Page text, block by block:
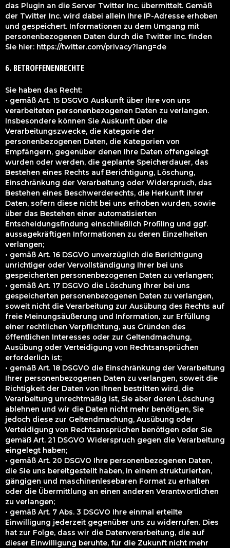
das Plugin an die Server Twitter Inc. übermittelt. Gemäß
der Twitter Inc. wird dabei allein Ihre IP-Adresse erhoben
und gespeichert. Informationen zu dem Umgang mit
personenbezogenen Daten durch die Twitter Inc. finden
Sie hier: https://twitter.com/privacy?lang=de
6. BETROFFENENRECHTE
Sie haben das Recht:
• gemäß Art. 15 DSGVO Auskunft über Ihre von uns
verarbeiteten personenbezogenen Daten zu verlangen.
Insbesondere können Sie Auskunft über die
Verarbeitungszwecke, die Kategorie der
personenbezogenen Daten, die Kategorien von
Empfängern, gegenüber denen Ihre Daten offengelegt
wurden oder werden, die geplante Speicherdauer, das
Bestehen eines Rechts auf Berichtigung, Löschung,
Einschränkung der Verarbeitung oder Widerspruch, das
Bestehen eines Beschwerderechts, die Herkunft ihrer
Daten, sofern diese nicht bei uns erhoben wurden, sowie
über das Bestehen einer automatisierten
Entscheidungsfindung einschließlich Profiling und ggf.
aussagekräftigen Informationen zu deren Einzelheiten
verlangen;
• gemäß Art. 16 DSGVO unverzüglich die Berichtigung
unrichtiger oder Vervollständigung Ihrer bei uns
gespeicherten personenbezogenen Daten zu verlangen;
• gemäß Art. 17 DSGVO die Löschung Ihrer bei uns
gespeicherten personenbezogenen Daten zu verlangen,
soweit nicht die Verarbeitung zur Ausübung des Rechts auf
freie Meinungsäußerung und Information, zur Erfüllung
einer rechtlichen Verpflichtung, aus Gründen des
öffentlichen Interesses oder zur Geltendmachung,
Ausübung oder Verteidigung von Rechtsansprüchen
erforderlich ist;
• gemäß Art. 18 DSGVO die Einschränkung der Verarbeitung
Ihrer personenbezogenen Daten zu verlangen, soweit die
Richtigkeit der Daten von Ihnen bestritten wird, die
Verarbeitung unrechtmäßig ist, Sie aber deren Löschung
ablehnen und wir die Daten nicht mehr benötigen, Sie
jedoch diese zur Geltendmachung, Ausübung oder
Verteidigung von Rechtsansprüchen benötigen oder Sie
gemäß Art. 21 DSGVO Widerspruch gegen die Verarbeitung
eingelegt haben;
• gemäß Art. 20 DSGVO Ihre personenbezogenen Daten,
die Sie uns bereitgestellt haben, in einem strukturierten,
gängigen und maschinenlesebaren Format zu erhalten
oder die Übermittlung an einen anderen Verantwortlichen
zu verlangen;
• gemäß Art. 7 Abs. 3 DSGVO Ihre einmal erteilte
Einwilligung jederzeit gegenüber uns zu widerrufen. Dies
hat zur Folge, dass wir die Datenverarbeitung, die auf
dieser Einwilligung beruhte, für die Zukunft nicht mehr